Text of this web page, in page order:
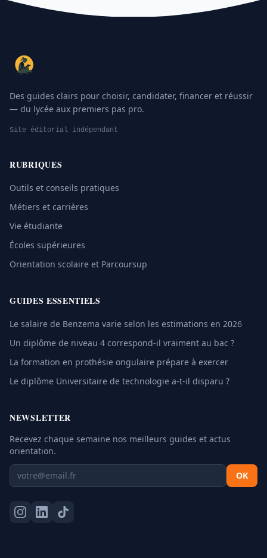
Des guides clairs pour choisir, candidater, financer et réussir
— du lycée aux premiers pas pro.
Site éditorial indépendant
RUBRIQUES
Outils et conseils pratiques
Métiers et carrières
Vie étudiante
Écoles supérieures
Orientation scolaire et Parcoursup
GUIDES ESSENTIELS
Le salaire de Benzema varie selon les estimations en 2026
Un diplôme de niveau 4 correspond-il vraiment au bac ?
La formation en prothésie ongulaire prépare à exercer
Le diplôme Universitaire de technologie a-t-il disparu ?
NEWSLETTER
Recevez chaque semaine nos meilleurs guides et actus
orientation.
OK